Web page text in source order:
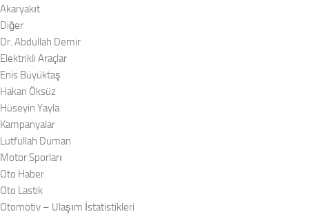
Akaryakıt
Diğer
Dr. Abdullah Demir
Elektrikli Araçlar
Enis Büyüktaş
Hakan Öksüz
Hüseyin Yayla
Kampanyalar
Lutfullah Duman
Motor Sporları
Oto Haber
Oto Lastik
Otomotiv – Ulaşım İstatistikleri